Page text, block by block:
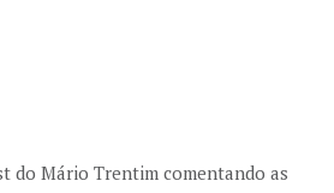
do Mário Trentim comentando as